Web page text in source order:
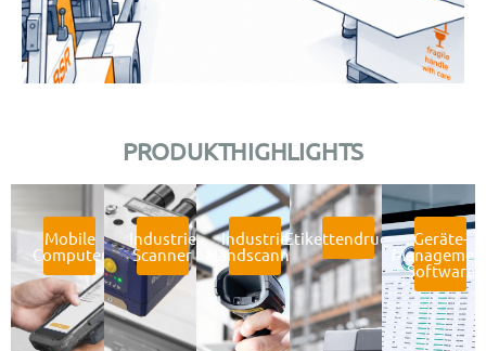
PRODUKTHIGHLIGHTS
Mobile
Computer
Industrie
Scanner
Industrie
Handscanner
EtikettendruckerGeräte-
Software